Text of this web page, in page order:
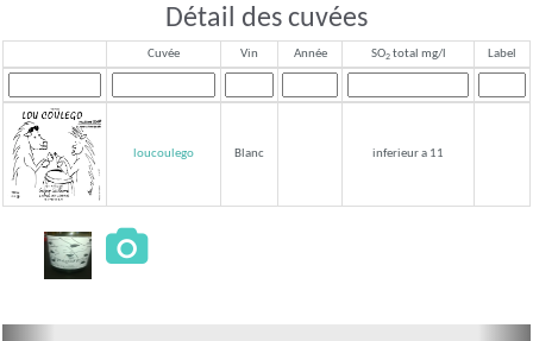
Détail des cuvées
Cuvée Vin Année SO2total mg/l Label
loucoulego Blanc inferieur a 11